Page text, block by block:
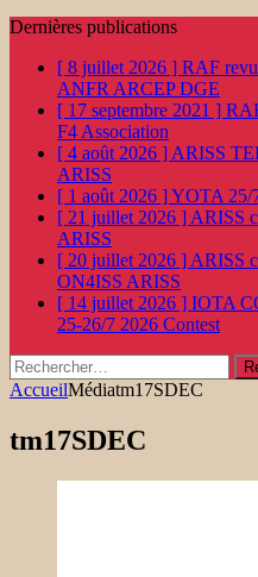
Dernières publications
[ 8 juillet 2026 ] RAF
ANFR ARCEP DGE
[ 17 septembre 2021 ]
F4 Association
[ 4 août 2026 ] ARISS
ARISS
[ 1 août 2026 ]YOTA 25/
[ 21 juillet 2026 ] ARISS
ARISS
[ 20 juillet 2026 ] ARISS
ON4ISS ARISS
[ 14 juillet 2026 ] IOTA
25-26/7 2026 Contest
Rechercher :
AccueilMédiatm17SDEC
tm17SDEC